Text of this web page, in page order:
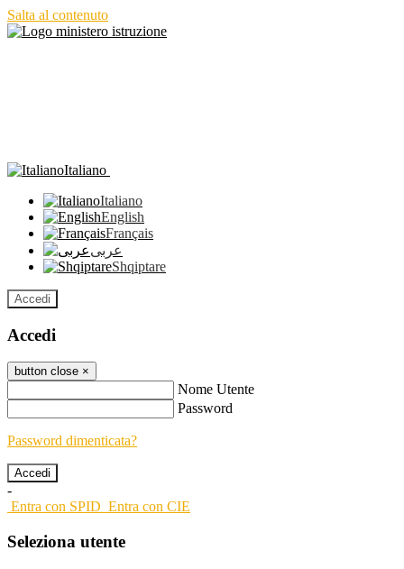
Salta al contenuto
Italiano
Italiano
English
Français
عربى
Shqiptare
Accedi
Accedi
button close ×
Nome Utente
Password
Password dimenticata?
-
Entra con SPID Entra con CIE
Seleziona utente